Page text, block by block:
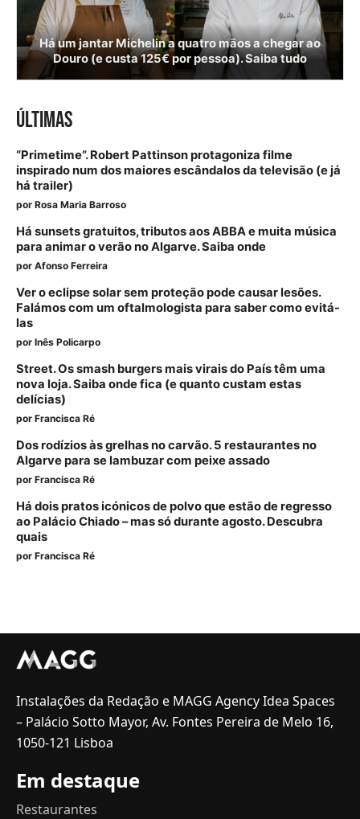
Há um jantar Michelin a quatro mãos a chegar ao
Douro (e custa 125€ por pessoa). Saiba tudo
ÚLTIMAS
“Primetime”. Robert Pattinson protagoniza filme
inspirado num dos maiores escândalos da televisão (e já
há trailer)
por Rosa Maria Barroso
Há sunsets gratuitos, tributos aos ABBA e muita música
para animar o verão no Algarve. Saiba onde
por Afonso Ferreira
Ver o eclipse solar sem proteção pode causar lesões.
Falámos com um oftalmologista para saber como evitá-
las
por Inês Policarpo
Street. Os smash burgers mais virais do País têm uma
nova loja. Saiba onde fica (e quanto custam estas
delícias)
por Francisca Ré
Dos rodízios às grelhas no carvão. 5 restaurantes no
Algarve para se lambuzar com peixe assado
por Francisca Ré
Há dois pratos icónicos de polvo que estão de regresso
ao Palácio Chiado – mas só durante agosto. Descubra
quais
por Francisca Ré
Instalações da Redação e MAGG Agency Idea Spaces
– Palácio Sotto Mayor, Av. Fontes Pereira de Melo 16,
1050-121 Lisboa
Em destaque
Restaurantes